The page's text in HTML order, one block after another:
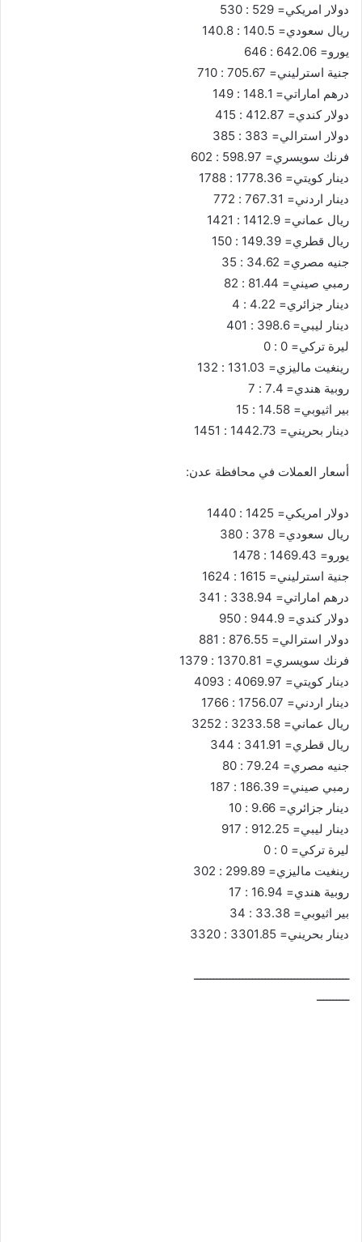
دولار امريكي= 529 : 530
ريال سعودي= 140.5 : 140.8
يورو= 642.06 : 646
جنية استرليني= 705.67 : 710
درهم اماراتي= 148.1 : 149
دولار كندي= 412.87 : 415
دولار استرالي= 383 : 385
فرنك سويسري= 598.97 : 602
دينار كويتي= 1778.36 : 1788
دينار اردني= 767.31 : 772
ريال عماني= 1412.9 : 1421
ريال قطري= 149.39 : 150
جنيه مصري= 34.62 : 35
رمبي صيني= 81.44 : 82
دينار جزائري= 4.22 : 4
دينار ليبي= 398.6 : 401
ليرة تركي= 0 : 0
رينغيت ماليزي= 131.03 : 132
روبية هندي= 7.4 : 7
بير اثيوبي= 14.58 : 15
دينار بحريني= 1442.73 : 1451
أسعار العملات في محافظة عدن:
دولار امريكي= 1425 : 1440
ريال سعودي= 378 : 380
يورو= 1469.43 : 1478
جنية استرليني= 1615 : 1624
درهم اماراتي= 338.94 : 341
دولار كندي= 944.9 : 950
دولار استرالي= 876.55 : 881
فرنك سويسري= 1370.81 : 1379
دينار كويتي= 4069.97 : 4093
دينار اردني= 1756.07 : 1766
ريال عماني= 3233.58 : 3252
ريال قطري= 341.91 : 344
جنيه مصري= 79.24 : 80
رمبي صيني= 186.39 : 187
دينار جزائري= 9.66 : 10
دينار ليبي= 912.25 : 917
ليرة تركي= 0 : 0
رينغيت ماليزي= 299.89 : 302
روبية هندي= 16.94 : 17
بير اثيوبي= 33.38 : 34
دينار بحريني= 3301.85 : 3320
ــــــــــــــــــــــــــــــــــــــــــــــــ
ــــــــــ